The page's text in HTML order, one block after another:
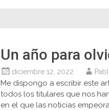
Un año para
diciembre 12, 2022
Me dispongo a escribir este
todos los titulares que nos
en el que las noticias